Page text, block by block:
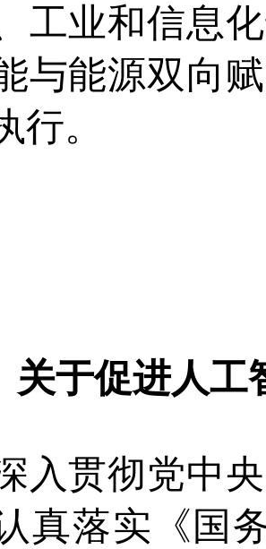
工业和信息
与能源双向
行。
关于促进人工
贯彻党中央
真落实《国